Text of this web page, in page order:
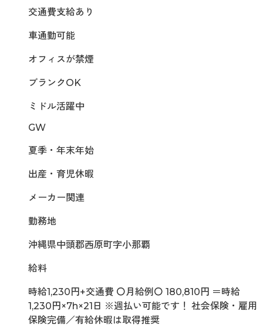
交通費支給あり
車通勤可能
オフィスが禁煙
ブランクOK
ミドル活躍中
GW
夏季・年末年始
出産・育児休暇
メーカー関連
勤務地
沖縄県中頭郡西原町字小那覇
給料
時給1,230円+交通費 〇月給例〇 180,810円 ＝時給
1,230円×7h×21日 ※週払い可能です！ 社会保険・雇用
保険完備／有給休暇は取得推奨